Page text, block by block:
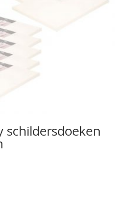
schildersdoeken